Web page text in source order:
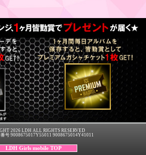
2026 LDH ALL RIGHTS RESERVED
号 9008675017Y55011 9008675014Y41011
LDH Girls mobile TOP